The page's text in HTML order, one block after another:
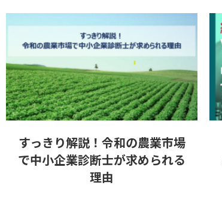
すっきり解説！令和の農業市場
で中小企業診断士が求められる
理由